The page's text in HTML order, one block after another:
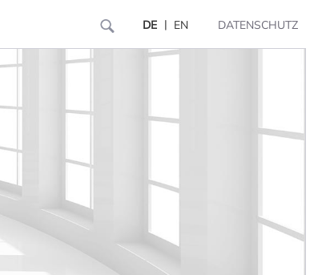
DE | EN DATENSCHUTZ